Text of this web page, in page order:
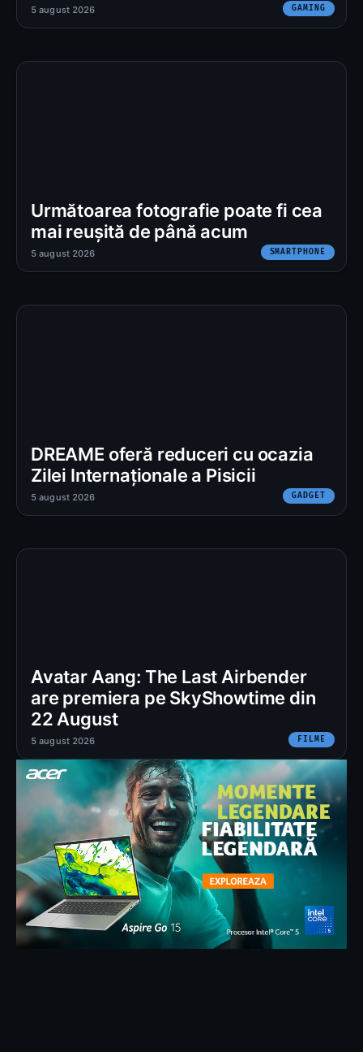
GAMING
5 august 2026
Următoarea fotografie poate fi cea
mai reușită de până acum
SMARTPHONE
5 august 2026
DREAME oferă reduceri cu ocazia
Zilei Internaționale a Pisicii
GADGET
5 august 2026
Avatar Aang: The Last Airbender
are premiera pe SkyShowtime din
22 August
FILME
5 august 2026